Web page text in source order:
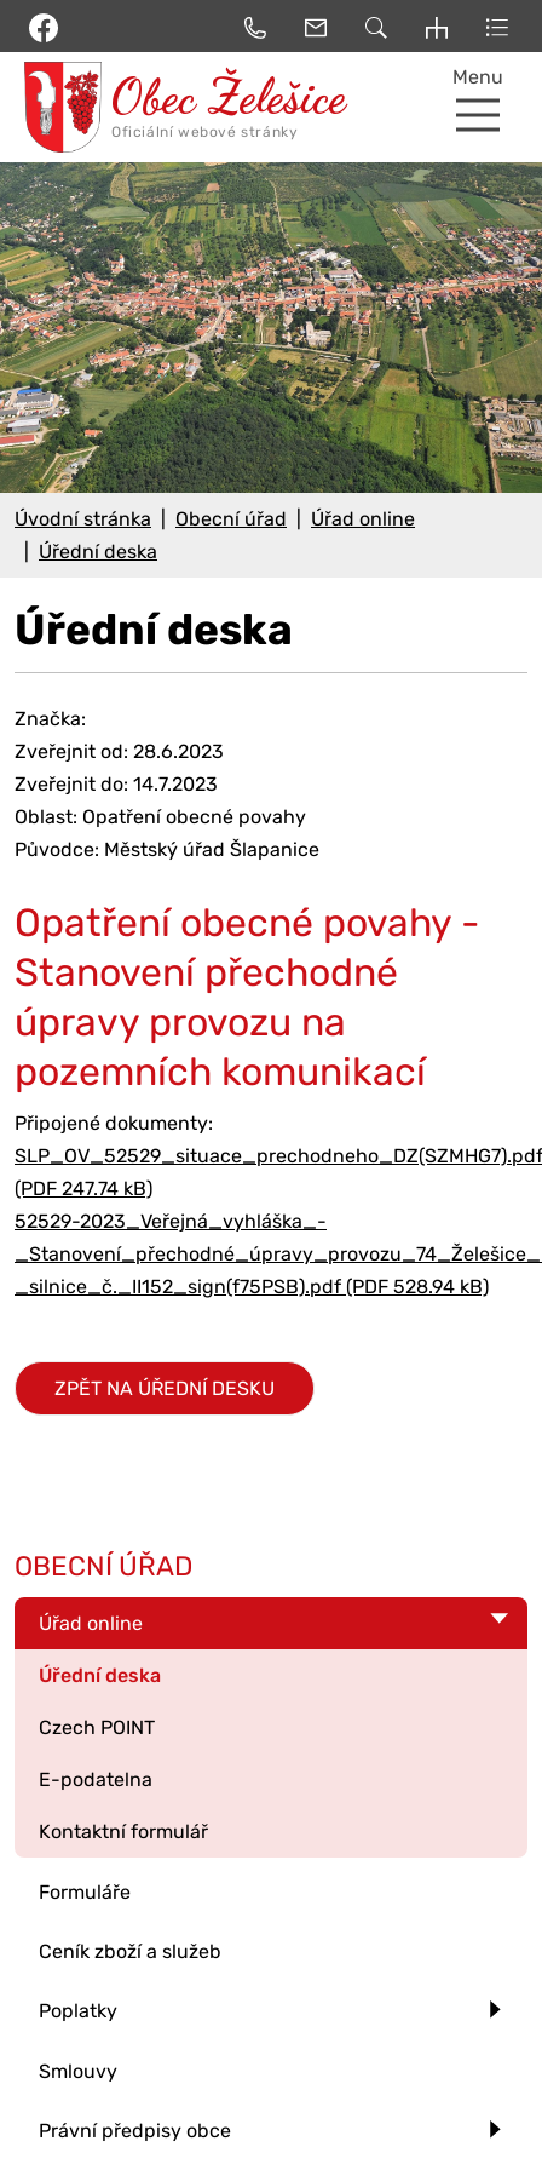
Menu
Úvodní stránka Obecní úřad
Úřad online
Úřední deska
Úřední deska
Značka:
Zveřejnit od: 28.6.2023
Zveřejnit do: 14.7.2023
Oblast: Opatření obecné povahy
Původce: Městský úřad Šlapanice
Opatření obecné povahy -
Stanovení přechodné
úpravy provozu na
pozemních komunikací
Připojené dokumenty:
SLP_OV_52529_situace_prechodneho_DZ(SZMHG7).pdf
(PDF 247.74 kB)
52529-2023_Veřejná_vyhláška_-
_silnice_č._II152_sign(f75PSB).pdf (PDF 528.94 kB)
ZPĚT NA ÚŘEDNÍ DESKU
OBECNÍ ÚŘAD
Úřad online
Úřední deska
Czech POINT
E-podatelna
Kontaktní formulář
Formuláře
Ceník zboží a služeb
Poplatky
Smlouvy
Právní předpisy obce